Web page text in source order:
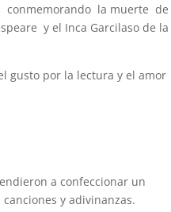
conmemorando la muerte de
y el Inca Garcilaso de la
gusto por la lectura y el amor
a confeccionar un
y adivinanzas.